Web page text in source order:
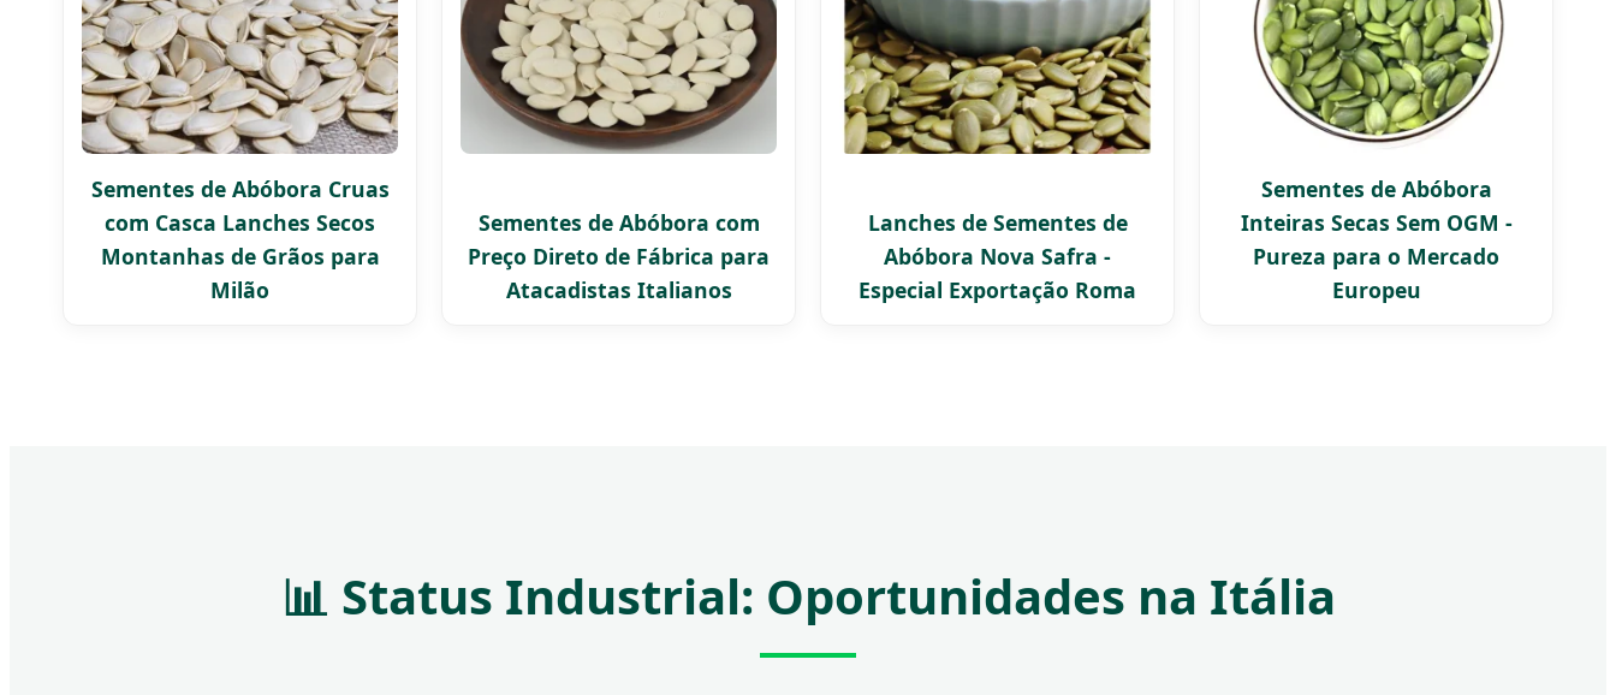
Sementes de Abóbora Cruas
com Casca Lanches Secos
Montanhas de Grãos para
Milão
Sementes de Abóbora com
Preço Direto de Fábrica para
Atacadistas Italianos
Lanches de Sementes de
Abóbora Nova Safra -
Especial Exportação Roma
Sementes de Abóbora
Inteiras Secas Sem OGM -
Pureza para o Mercado
Europeu
📊 Status Industrial: Oportunidades na Itália